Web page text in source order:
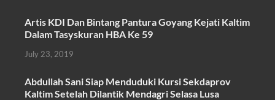
Artis KDI Dan Bintang Pantura Goyang Kejati Kaltim
Dalam Tasyskuran HBA Ke 59
July 23, 2019
Abdullah Sani Siap Menduduki Kursi Sekdaprov
Kaltim Setelah Dilantik Mendagri Selasa Lusa